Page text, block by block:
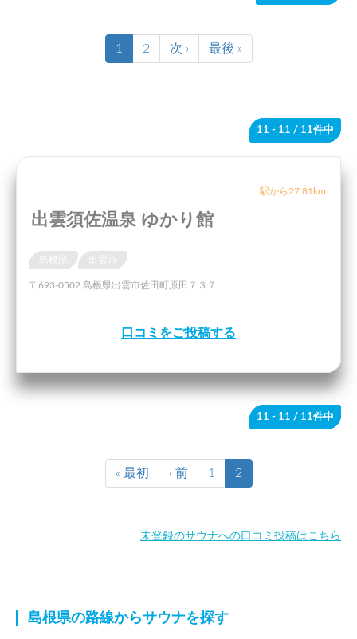
1 2 次 › 最後 »
11 - 11 / 11件中
駅から27.81km
出雲須佐温泉 ゆかり館
〒693-0502 島根県出雲市佐田町原田７３７
口コミをご投稿する
11 - 11 / 11件中
« 最初 ‹ 前 1 2
未登録のサウナへの口コミ投稿はこちら
島根県の路線からサウナを探す